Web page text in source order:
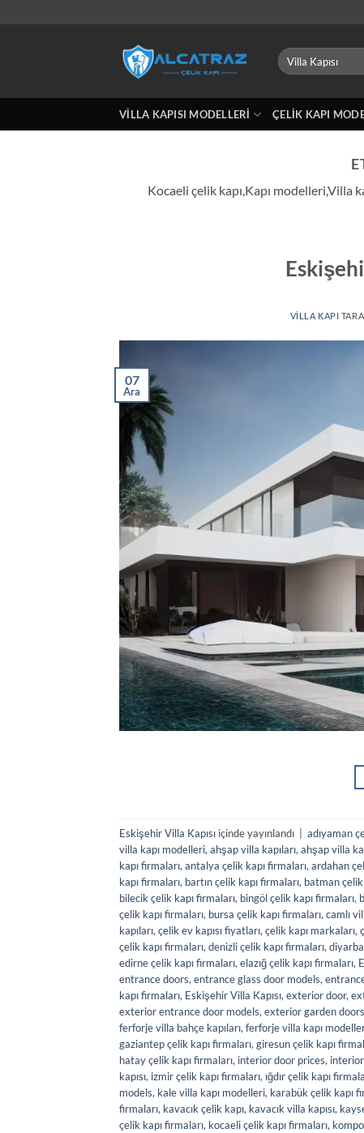
Ara:
VILLA KAPISI MODELLERI ÇELIK KAPI
Kocaeli çelik kapı,Kapı modelleri,Villa
VILLA KAPI
07
Ara
Eskişehir Villa Kapısı içinde yayınlandı adıyaman
villa kapı modelleri, ahşap villa kapıları, ahşap villa
kapı firmaları, antalya çelik kapı firmaları, ardahan
kapı firmaları, bartın çelik kapı firmaları, batman çelik
bilecik çelik kapı firmaları, bingöl çelik kapı firmaları,
çelik kapı firmaları, bursa çelik kapı firmaları, camlı
kapıları, çelik ev kapısı fiyatları, çelik kapı markaları,
çelik kapı firmaları, denizli çelik kapı firmaları,
edirne çelik kapı firmaları, elazığ çelik kapı firmaları,
entrance doors, entrance glass door models,
kapı firmaları, Eskişehir Villa Kapısı, exterior door,
exterior entrance door models, exterior garden doors
ferforje villa bahçe kapıları, ferforje villa kapı
gaziantep çelik kapı firmaları, giresun çelik kapı
hatay çelik kapı firmaları, interior door prices,
kapısı, izmir çelik kapı firmaları, ığdır çelik kapı
models, kale villa kapı modelleri, karabük çelik kapı
firmaları, kavacık çelik kapı, kavacık villa kapısı,
çelik kapı firmaları, kocaeli çelik kapı firmaları,